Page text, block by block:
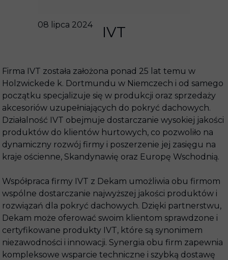
08 lipca 2024 IVT
Firma IVT została założona ponad 25 lat temu w
Holzwickede k. Dortmundu w Niemczech i od samego
początku specjalizuje się w produkcji oraz sprzedaży
akcesoriów uzupełniających do pokryć dachowych.
Działalność IVT obejmuje dostarczanie wysokiej jakości
produktów do klientów hurtowych, co pozwoliło na
dynamiczny rozwój firmy i poszerzenie jej zasięgu na
kraje ościenne, Skandynawię oraz Europę Wschodnią.
Współpraca firmy IVT z Dekam umożliwia obu firmom
wspólne dostarczanie najwyższej jakości produktów i
rozwiązań dla pokryć dachowych. Dzięki partnerstwu,
Dekam może oferować swoim klientom sprawdzone i
certyfikowane produkty IVT, które są synonimem
niezawodności i innowacji. Synergia obu firm zapewnia
kompleksowe wsparcie techniczne i szybką dostawę